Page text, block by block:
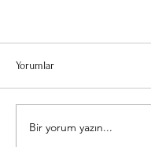
Yorumlar
Bir yorum yazın...